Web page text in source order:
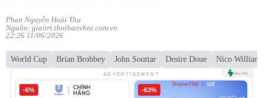
Phan Nguyễn Hoài Thu
Nguồn: giaitri.thoibaovhnt.com.vn
22:26 11/06/2026
World Cup Brian Brobbey John Souttar Desire Doue Nico Williams
ADVERTISEMENT
-6% -63%